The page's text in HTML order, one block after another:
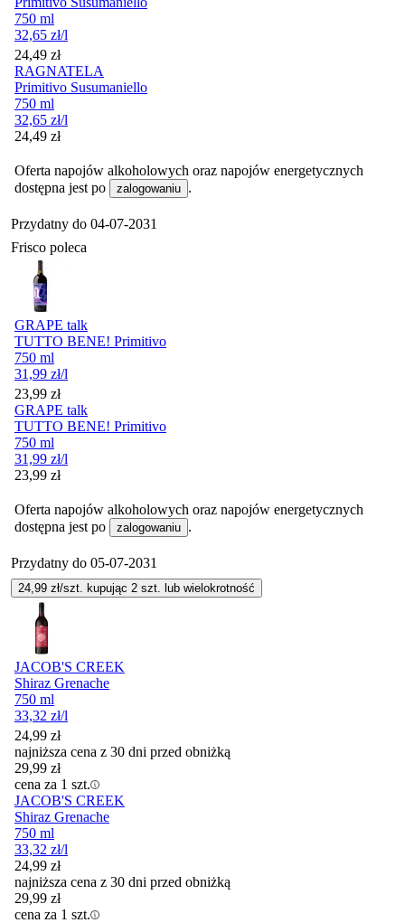
750 ml
32,65 zł/l
Cena
24,49 zł
RAGNATELA
Primitivo Susumaniello
750 ml
32,65 zł/l
Cena
24,49 zł
Oferta napojów alkoholowych oraz napojów energetycznych
dostępna jest po
zalogowaniu .
Przydatny do 04-07-2031
Frisco poleca
GRAPE talk
TUTTO BENE! Primitivo
750 ml
31,99 zł/l
Cena
23,99 zł
GRAPE talk
TUTTO BENE! Primitivo
750 ml
31,99 zł/l
Cena
23,99 zł
Oferta napojów alkoholowych oraz napojów energetycznych
dostępna jest po
zalogowaniu .
Przydatny do 05-07-2031
24,99 zł/szt. kupując 2 szt. lub wielokrotność
JACOB'S CREEK
Shiraz Grenache
750 ml
33,32 zł/l
24,99 zł
najniższa cena z 30 dni przed obniżką
29,99 zł
cena za 1 szt.
JACOB'S CREEK
Shiraz Grenache
750 ml
33,32 zł/l
24,99 zł
najniższa cena z 30 dni przed obniżką
29,99 zł
cena za 1 szt.